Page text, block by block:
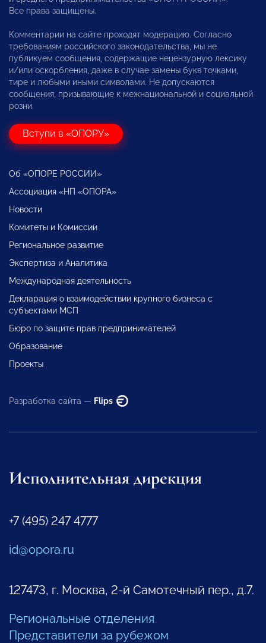
Все права защищены.
Комментарии на сайте проходят модерацию. Согласно
требованиям российского законодательства, мы не
публикуем сообщения, содержащие нецензурную лексику
и/или оскорбления, даже в случае замены букв точками,
тире и любыми иными символами. Не допускаются
сообщения, призывающие к межнациональной и социальной
розни.
Вступи в «ОПОРУ»
Об «ОПОРЕ РОССИИ»
Ассоциация «НП «ОПОРА»
Новости
Комитеты и Комиссии
Региональное развитие
Экспертиза и Аналитика
Международная деятельность
Декларация о взаимодействии крупного бизнеса с
субъектами МСП
Бюро по защите прав предпринимателей
Образование
Проекты
Разработка сайта — Flips
Исполнительная дирекция
+7 (495) 247 4777
id@opora.ru
127473, г. Москва, 2-й Самотечный пер., д.7.
Региональные отделения
Представители за рубежом